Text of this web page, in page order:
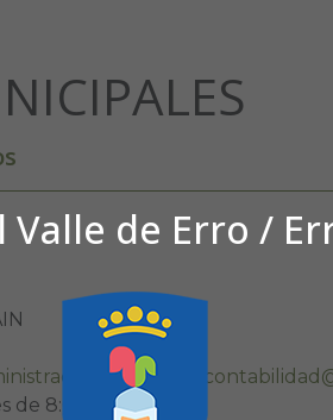
de Erro /
–
de 8:00 h. a 14:00 h.